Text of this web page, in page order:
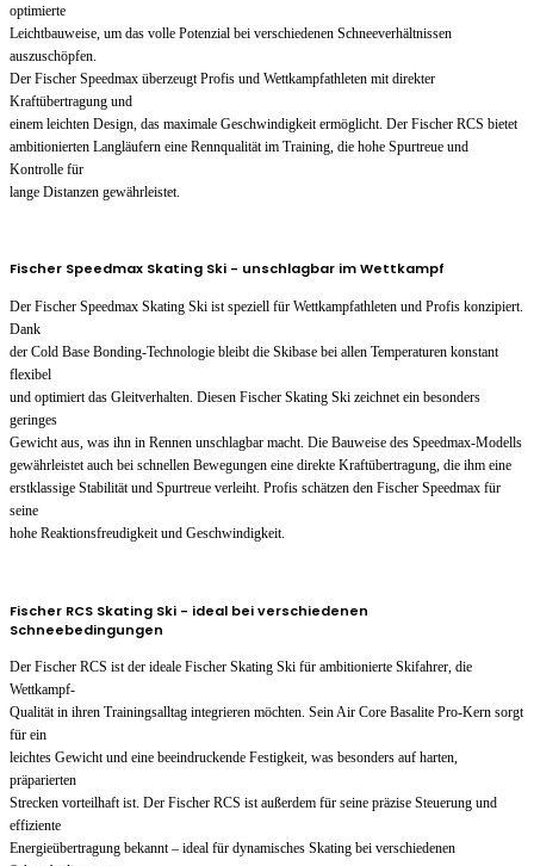
optimierte
Leichtbauweise, um das volle Potenzial bei verschiedenen Schneeverhältnissen
auszuschöpfen.
Der Fischer Speedmax überzeugt Profis und Wettkampfathleten mit direkter
Kraftübertragung und
einem leichten Design, das maximale Geschwindigkeit ermöglicht. Der Fischer RCS bietet
ambitionierten Langläufern eine Rennqualität im Training, die hohe Spurtreue und
Kontrolle für
lange Distanzen gewährleistet.
Fischer Speedmax Skating Ski - unschlagbar im Wettkampf
Der Fischer Speedmax Skating Ski ist speziell für Wettkampfathleten und Profis konzipiert.
Dank
der Cold Base Bonding-Technologie bleibt die Skibase bei allen Temperaturen konstant
flexibel
und optimiert das Gleitverhalten. Diesen Fischer Skating Ski zeichnet ein besonders
geringes
Gewicht aus, was ihn in Rennen unschlagbar macht. Die Bauweise des Speedmax-Modells
gewährleistet auch bei schnellen Bewegungen eine direkte Kraftübertragung, die ihm eine
erstklassige Stabilität und Spurtreue verleiht. Profis schätzen den Fischer Speedmax für
seine
hohe Reaktionsfreudigkeit und Geschwindigkeit.
Fischer RCS Skating Ski - ideal bei verschiedenen
Schneebedingungen
Der Fischer RCS ist der ideale Fischer Skating Ski für ambitionierte Skifahrer, die
Wettkampf-
Qualität in ihren Trainingsalltag integrieren möchten. Sein Air Core Basalite Pro-Kern sorgt
für ein
leichtes Gewicht und eine beeindruckende Festigkeit, was besonders auf harten,
präparierten
Strecken vorteilhaft ist. Der Fischer RCS ist außerdem für seine präzise Steuerung und
effiziente
Energieübertragung bekannt – ideal für dynamisches Skating bei verschiedenen